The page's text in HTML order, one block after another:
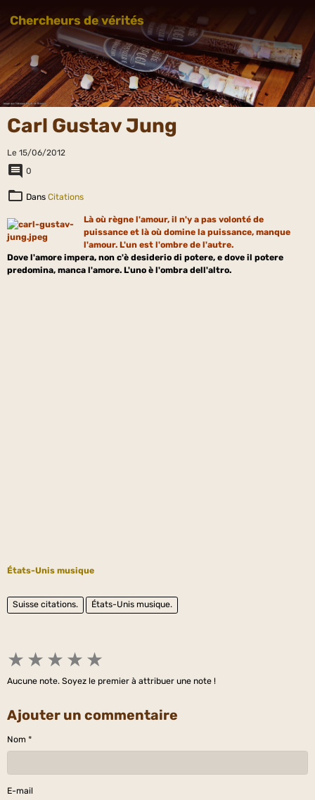
Chercheurs de vérités
Carl Gustav Jung
Le 15/06/2012
0
Dans Citations
Là où règne l'amour, il n'y a pas volonté de
puissance et là où domine la puissance, manque
l'amour. L'un est l'ombre de l'autre.
Dove l'amore impera, non c'è desiderio di potere, e dove il potere
predomina, manca l'amore. L'uno è l'ombra dell'altro.
États-Unis musique
Suisse citations. États-Unis musique.
★ ★ ★ ★ ★
Aucune note. Soyez le premier à attribuer une note !
Ajouter un commentaire
Nom
E-mail